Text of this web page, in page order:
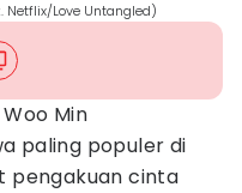
Netflix/Love Untangled)
Min
paling populer di
pengakuan cinta